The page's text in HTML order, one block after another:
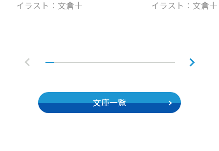
イラスト：文倉十 イラスト：文倉十
文庫一覧